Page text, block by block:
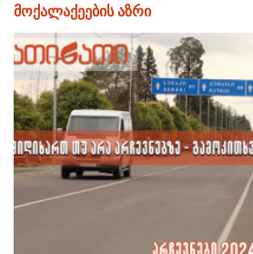
მოქალაქეების აზრი